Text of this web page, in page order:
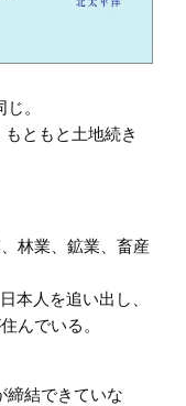
。
ともと土地続き
林業、鉱業、畜産
本人を追い出し、
んでいる。
結できていな